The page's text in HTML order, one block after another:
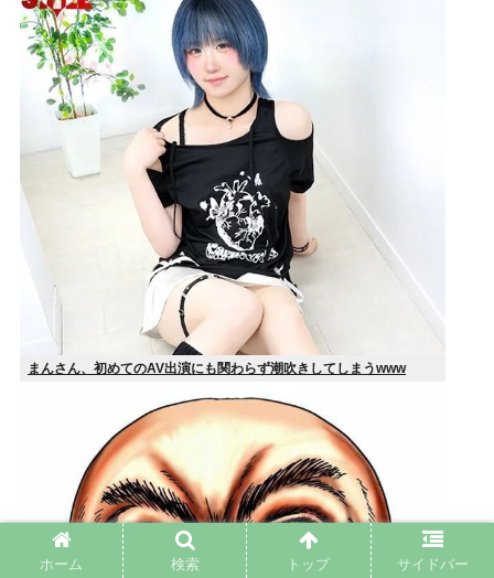
まんさん、初めてのAV出演にも関わらず潮吹きしてしまうwww
ホーム 検索 トップ サイドバー